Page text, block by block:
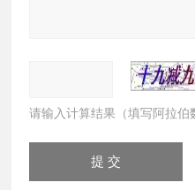
请输入计算结果（填写阿拉伯